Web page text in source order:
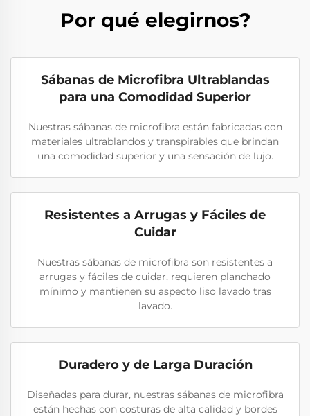
Por qué elegirnos?
Sábanas de Microfibra Ultrablandas
para una Comodidad Superior
Nuestras sábanas de microfibra están fabricadas con
materiales ultrablandos y transpirables que brindan
una comodidad superior y una sensación de lujo.
Resistentes a Arrugas y Fáciles de
Cuidar
Nuestras sábanas de microfibra son resistentes a
arrugas y fáciles de cuidar, requieren planchado
mínimo y mantienen su aspecto liso lavado tras
lavado.
Duradero y de Larga Duración
Diseñadas para durar, nuestras sábanas de microfibra
están hechas con costuras de alta calidad y bordes